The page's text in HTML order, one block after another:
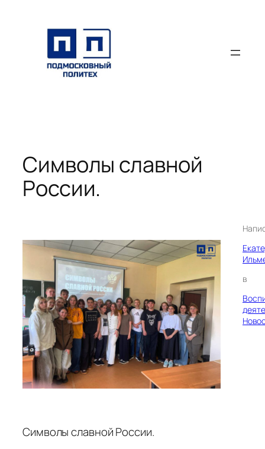
содержимому
Символы славной
России.
в
Символы славной России.